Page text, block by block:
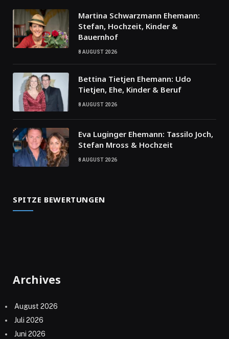
Martina Schwarzmann Ehemann:
Stefan, Hochzeit, Kinder &
Bauernhof
8 AUGUST 2026
Bettina Tietjen Ehemann: Udo
Tietjen, Ehe, Kinder & Beruf
8 AUGUST 2026
Eva Luginger Ehemann: Tassilo Joch,
Stefan Mross & Hochzeit
8 AUGUST 2026
SPITZE BEWERTUNGEN
Archives
August 2026
Juli 2026
Juni 2026